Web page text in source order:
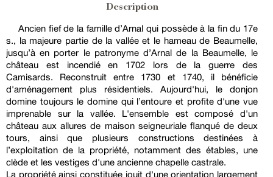
Description
Ancien fief de la famille d’Arnal qui possède à la fin du 17e
s., la majeure partie de la vallée et le hameau de Beaumelle,
jusqu’à en porter le patronyme d’Arnal de la Beaumelle, le
château est incendié en 1702 lors de la guerre des
Camisards. Reconstruit entre 1730 et 1740, il bénéficie
d'aménagement plus résidentiels. Aujourd'hui, le donjon
domine toujours le domine qui l’entoure et profite d'une vue
imprenable sur la vallée. L'ensemble est composé d'un
château aux allures de maison seigneuriale flanqué de deux
tours, ainsi que plusieurs constructions destinées à
l’exploitation de la propriété, notamment des étables, une
clède et les vestiges d'une ancienne chapelle castrale.
La propriété ainsi constituée jouit d'une orientation largement